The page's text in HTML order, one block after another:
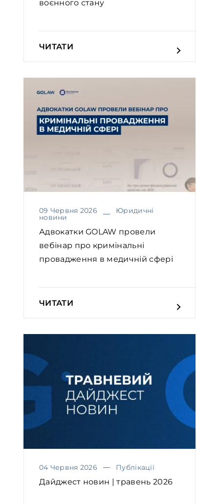
воєнного стану
ЧИТАТИ
09 Червня 2026 Юридичні
новини
Адвокатки GOLAW провели
вебінар про кримінальні
провадження в медичній сфері
ЧИТАТИ
04 Червня 2026 Публікації
Дайджест новин | травень 2026